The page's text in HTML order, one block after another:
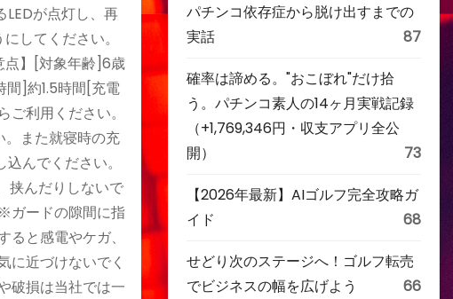
LEDが点灯し、再
してください。
点】[対象年齢]6歳
]約1.5時間[充電
利用ください。
また就寝時の充
んでください。
挟んだりしないで
ガードの隙間に指
と感電やケガ、
近づけないでく
破損は当社では一
パチンコ依存症から脱け出すまでの
実話
87
確率は諦める。"おこぼれ"だけ拾
う。パチンコ素人の14ヶ月実戦記録
（+1,769,346円・収支アプリ全公
開）
73
【2026年最新】AIゴルフ完全攻略ガ
イド
68
せどり次のステージへ！ゴルフ転売
でビジネスの幅を広げよう
66